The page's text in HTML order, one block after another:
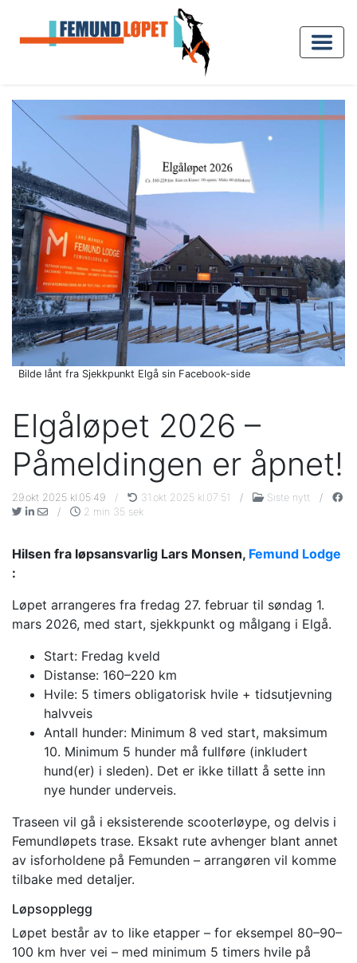
Bilde lånt fra Sjekkpunkt Elgå sin Facebook-side
Elgåløpet 2026 –
Påmeldingen er åpnet!
29.okt 2025 kl.05:49 / 31.okt 2025 kl.07:51 / Siste nytt
/
/
2 min 35 sek
Hilsen fra løpsansvarlig Lars Monsen, Femund Lodge
:
Løpet arrangeres fra fredag 27. februar til søndag 1.
mars 2026, med start, sjekkpunkt og målgang i Elgå.
Start: Fredag kveld
Distanse: 160–220 km
Hvile: 5 timers obligatorisk hvile + tidsutjevning
halvveis
Antall hunder: Minimum 8 ved start, maksimum
10. Minimum 5 hunder må fullføre (inkludert
hund(er) i sleden). Det er ikke tillatt å sette inn
nye hunder underveis.
Traseen vil gå i eksisterende scooterløype, og delvis i
Femundløpets trase. Eksakt rute avhenger blant annet
av isforholdene på Femunden – arrangøren vil komme
tilbake med detaljer.
Løpsopplegg
Løpet består av to like etapper – for eksempel 80–90–
100 km hver vei – med minimum 5 timers hvile på